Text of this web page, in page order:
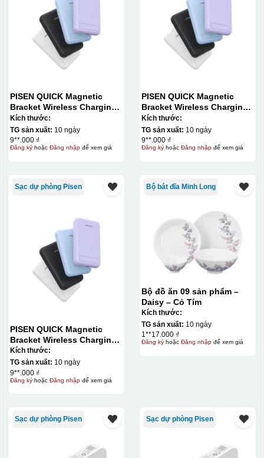
PISEN QUICK Magnetic
Bracket Wireless Charging
Power Bank PD296C-1
10000 (20W) (LS-
DY240/Purple) Carton – CN
Kích thước:
TG sản xuất: 10 ngày
9**.000 ₫
Đăng kýhoặc Đăng nhậpđể xem giá
PISEN QUICK Magnetic
Bracket Wireless Charging
Power Bank PD296C-1
10000 (20W) (LS-
DY240/Purple) Carton – CN
Kích thước:
TG sản xuất: 10 ngày
9**.000 ₫
Đăng kýhoặc Đăng nhậpđể xem giá
Sạc dự phòng Pisen
PISEN QUICK Magnetic
Bracket Wireless Charging
Power Bank PD296C-1
10000 (20W) (LS-
DY240/Purple) Carton – CN
Kích thước:
TG sản xuất: 10 ngày
9**.000 ₫
Đăng kýhoặc Đăng nhậpđể xem giá
Bộ bát đĩa Minh Long
Bộ đồ ăn 09 sản phẩm –
Daisy – Cỏ Tím
Kích thước:
TG sản xuất: 10 ngày
1**17.000 ₫
Đăng kýhoặc Đăng nhậpđể xem giá
Sạc dự phòng Pisen Sạc dự phòng Pisen